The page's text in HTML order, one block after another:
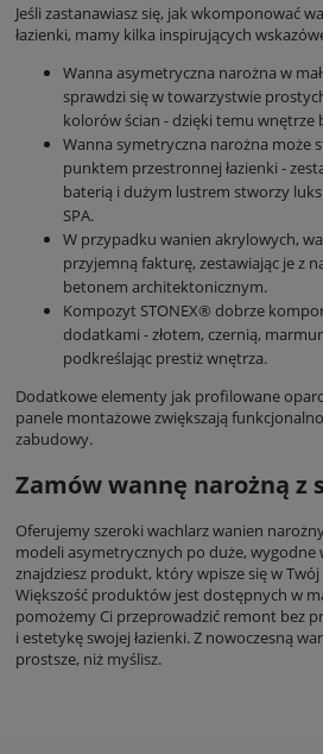
Jeśli zastanawiasz się, jak wkomponować
łazienki, mamy kilka inspirujących
Wanna asymetryczna narożna w
sprawdzi się w towarzystwie
kolorów ścian - dzięki temu wnętrze
Wanna symetryczna narożna może
punktem przestronnej łazienki -
baterią i dużym lustrem stworzy
SPA.
W przypadku wanien akrylowych,
przyjemną fakturę, zestawiając je z
betonem architektonicznym.
Kompozyt STONEX® dobrze
dodatkami - złotem, czernią,
podkreślając prestiż wnętrza.
Dodatkowe elementy jak profilowane
panele montażowe zwiększają
zabudowy.
Zamów wannę narożną z
Oferujemy szeroki wachlarz wanien
modeli asymetrycznych po duże, wygodne
znajdziesz produkt, który wpisze się w
Większość produktów jest dostępnych w
pomożemy Ci przeprowadzić remont bez
i estetykę swojej łazienki. Z nowoczesną
prostsze, niż myślisz.